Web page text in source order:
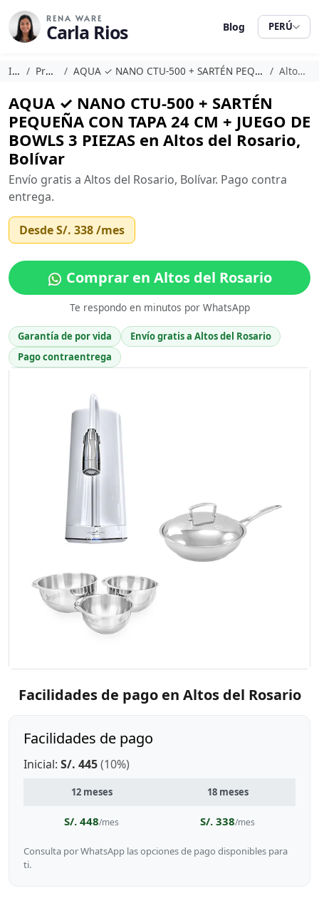
RENA WARE
Carla Rios Blog PERÚ
Inicio Promociones AQUA ✓ NANO CTU-500 + SARTÉN PEQUEÑA CON TAPA 24 CM + JUEGO DE BOWLS 3 PIEZAS Altos del Rosario
AQUA ✓ NANO CTU-500 + SARTÉN
PEQUEÑA CON TAPA 24 CM + JUEGO DE
BOWLS 3 PIEZAS en Altos del Rosario,
Bolívar
Envío gratis a Altos del Rosario, Bolívar. Pago contra
entrega.
DesdeS/. 338/mes
Comprar en Altos del Rosario
Te respondo en minutos por WhatsApp
Garantía de por vida
Envío gratis a Altos del Rosario
Pago contraentrega
Facilidades de pago en Altos del Rosario
Facilidades de pago
Inicial: S/. 445(10%)
12 meses 18 meses
S/. 448/mes S/. 338/mes
Consulta por WhatsApp las opciones de pago disponibles para
ti.